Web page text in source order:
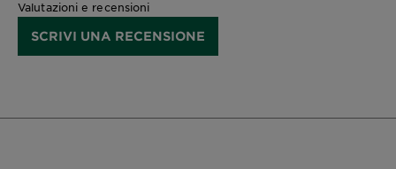
Valutazioni e recensioni
SCRIVI UNA RECENSIONE